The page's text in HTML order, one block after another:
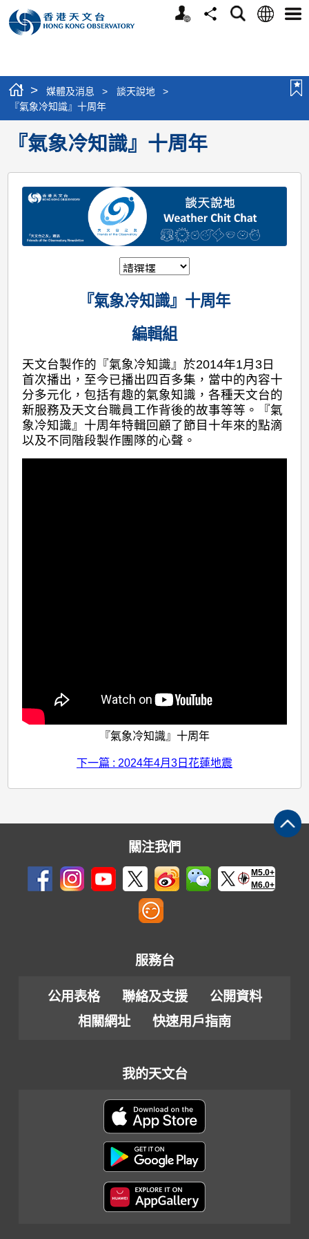
個
分
搜
語
選
> 媒體及消息 > 談天說地
>
『氣象冷知識』十周年
『氣象冷知識』十周年
『氣象冷知識』十周年
編輯組
天文台製作的『氣象冷知識』於2014年1月3日
首次播出，至今已播出四百多集，當中的內容十
分多元化，包括有趣的氣象知識，各種天文台的
新服務及天文台職員工作背後的故事等等。『氣
象冷知識』十周年特輯回顧了節目十年來的點滴
以及不同階段製作團隊的心聲。
『氣象冷知識』十周年
下一篇 : 2024年4月3日花蓮地震
關注我們
M5.0+
M6.0+
服務台
公用表格 聯絡及支援
公開資料
相關網址
快速用戶指南
我的天文台